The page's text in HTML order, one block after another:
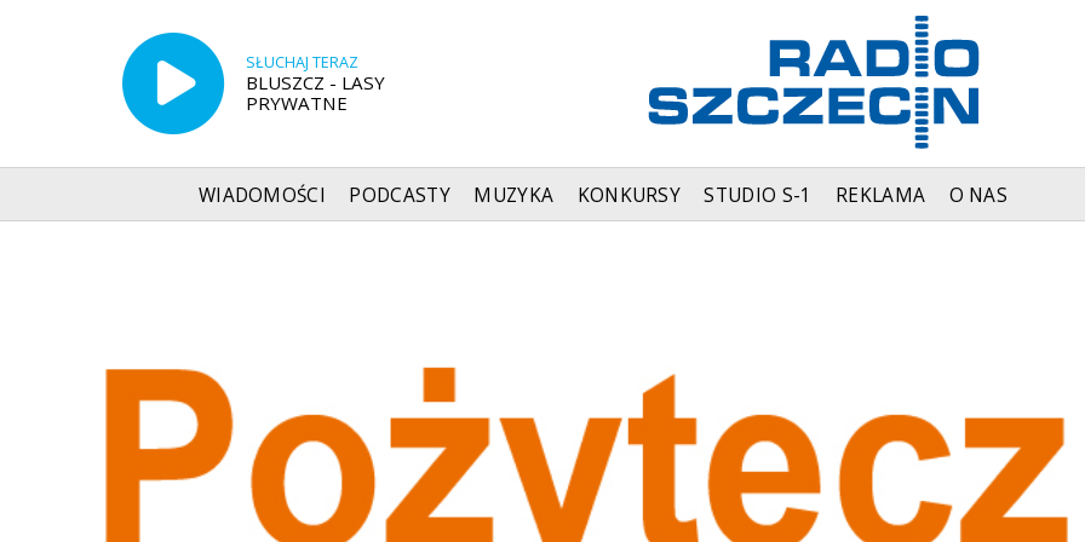
SŁUCHAJ TERAZ
BLUSZCZ - LASY
PRYWATNE
WIADOMOŚCI PODCASTY MUZYKA KONKURSY STUDIO S-1 REKLAMA O NAS